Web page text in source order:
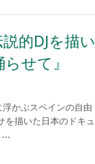
的DJを描い
せて』
かぶスペインの自由
を描いた日本のドキュ
...